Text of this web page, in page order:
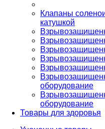
Клапаны
катушкой
оборудование
оборудование
Товары для здоровья